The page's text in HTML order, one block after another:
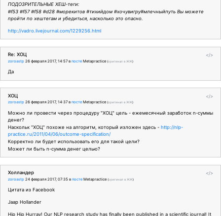
ПОДОЗРИТЕЛЬНЫЕ ХЕШ-теги:
#f53 #f57 #f58 #d28 #морекитов #тихийдом #хочувигру#млечныйпуть Вы можете
пройти по хештегам и убедиться, насколько это опасно.
http://vadro.livejournal.com/1229256.html
</>
Re: ХОЦ
zoroastp 26 февраля 2017, 14:57 в посте Metapractice (оригинал в ЖЖ)
Да
</>
ХОЦ
zoroastp 26 февраля 2017, 14:37 в посте Metapractice (оригинал в ЖЖ)
Можно ли провести через процедуру "ХОЦ" цель - ежемесячный заработок n-суммы
денег?
Наскольк "ХОЦ" похоже на алгоритм, который изложен здесь - http://nlp-
practice.ru/2011/04/06/outcome-specification/
Корректно ли будет использовать его для такой цели?
Может ли быть n-сумма денег целью?
</>
Холландер
zoroastp 24 февраля 2017, 07:35 в посте Metapractice (оригинал в ЖЖ)
Цитата из Facebook
Jaap Hollander
Hip Hip Hurray! Our NLP research study has finally been published in a scientific journal! It